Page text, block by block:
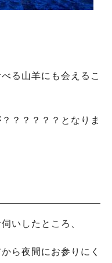
る山羊にも会えるこ
？？？？？となりま
いしたところ、
ら夜間にお参りにく